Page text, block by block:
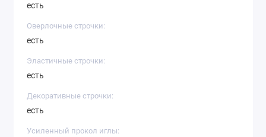
есть
Оверлочные строчки:
есть
Эластичные строчки:
есть
Декоративные строчки:
есть
Усиленный прокол иглы: